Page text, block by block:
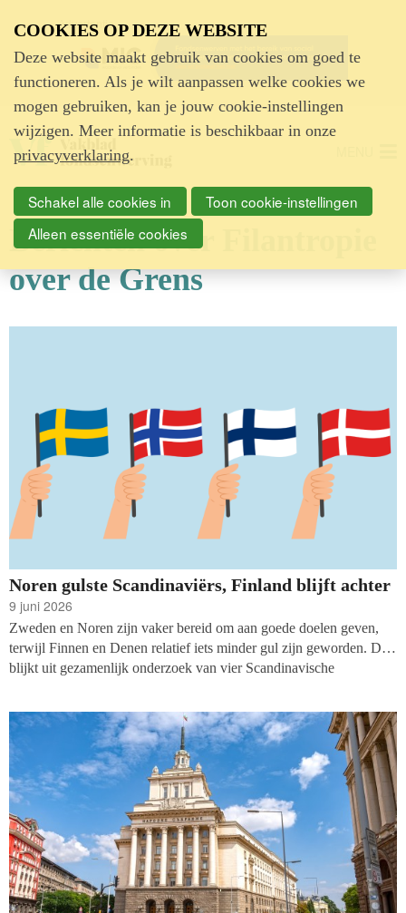
Advertentie
Berichten over Filantropie
over de Grens
Noren gulste Scandinaviërs, Finland blijft achter
9 juni 2026
Zweden en Noren zijn vaker bereid om aan goede doelen geven,
terwijl Finnen en Denen relatief iets minder gul zijn geworden. Dat
blijkt uit gezamenlijk onderzoek van vier Scandinavische
inwoners van elk land.
COOKIES OP DEZE WEBSITE
Deze website maakt gebruik van cookies om goed te
functioneren. Als je wilt aanpassen welke cookies we
mogen gebruiken, kan je jouw cookie-instellingen
wijzigen. Meer informatie is beschikbaar in onze
privacyverklaring.
Schakel alle cookies in
Toon cookie-instellingen
Alleen essentiële cookies